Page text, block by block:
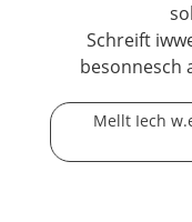
Schreift
besonnesch
Mellt Iech